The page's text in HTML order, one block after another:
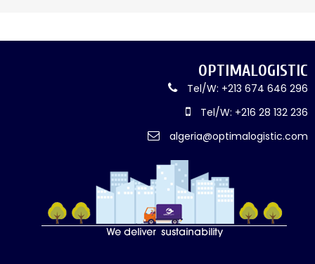
OPTIMALOGISTIC
Tel/W: +213 674 646 296
Tel/W: +216 28 132 236
algeria@optimalogistic.com